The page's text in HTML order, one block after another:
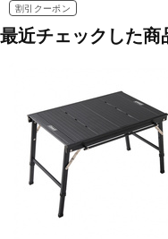
割引クーポン
最近チェックした商